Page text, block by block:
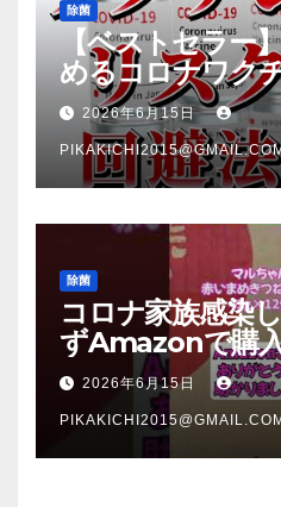
除菌
【ベストセラー
めるコロナワク
法【本要約】
2026年6月15日
PIKAKICHI2015@GMAIL.COM
除菌
コロナ家族感染
ずAmazonで購
介 #Shorts
2026年6月15日
PIKAKICHI2015@GMAIL.COM